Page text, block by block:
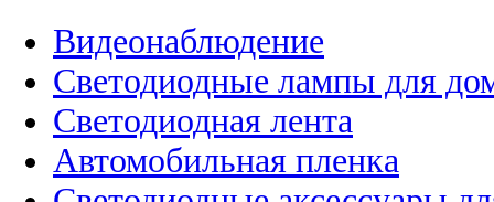
Видеонаблюдение
Светодиодные лампы для
Светодиодная лента
Автомобильная пленка